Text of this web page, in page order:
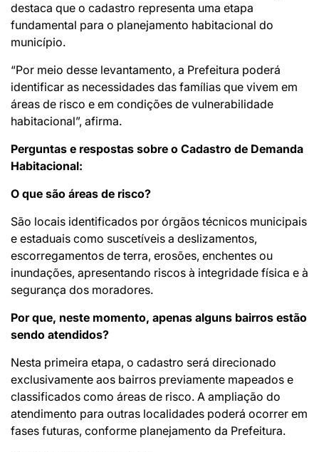
destaca que o cadastro representa uma etapa
fundamental para o planejamento habitacional do
município.
“Por meio desse levantamento, a Prefeitura poderá
identificar as necessidades das famílias que vivem em
áreas de risco e em condições de vulnerabilidade
habitacional”, afirma.
Perguntas e respostas sobre o Cadastro de Demanda
Habitacional:
O que são áreas de risco?
São locais identificados por órgãos técnicos municipais
e estaduais como suscetíveis a deslizamentos,
escorregamentos de terra, erosões, enchentes ou
inundações, apresentando riscos à integridade física e à
segurança dos moradores.
Por que, neste momento, apenas alguns bairros estão
sendo atendidos?
Nesta primeira etapa, o cadastro será direcionado
exclusivamente aos bairros previamente mapeados e
classificados como áreas de risco. A ampliação do
atendimento para outras localidades poderá ocorrer em
fases futuras, conforme planejamento da Prefeitura.